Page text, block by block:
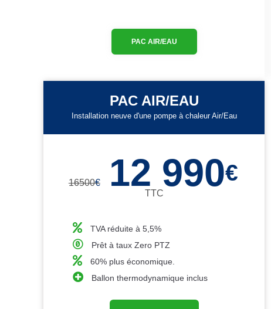
PAC AIR/EAU
PAC AIR/EAU
Installation neuve d'une pompe à chaleur Air/Eau
16500€ 12 990€
TTC
TVA réduite à 5,5%
Prêt à taux Zero PTZ
60% plus économique.
Ballon thermodynamique inclus